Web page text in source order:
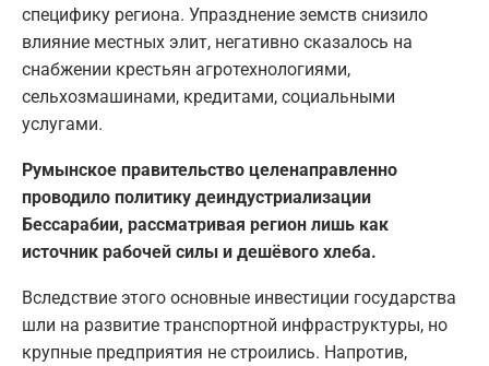
специфику региона. Упразднение земств снизило
влияние местных элит, негативно сказалось на
снабжении крестьян агротехнологиями,
сельхозмашинами, кредитами, социальными
услугами.
Румынское правительство целенаправленно
проводило политику деиндустриализации
Бессарабии, рассматривая регион лишь как
источник рабочей силы и дешёвого хлеба.
Вследствие этого основные инвестиции государства
шли на развитие транспортной инфраструктуры, но
крупные предприятия не строились. Напротив,